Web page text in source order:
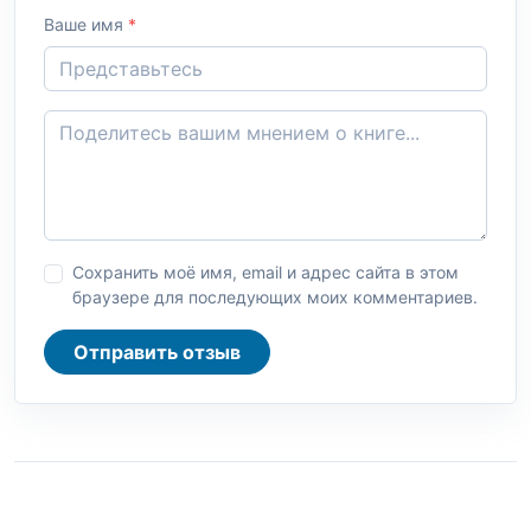
Ваше имя *
Сохранить моё имя, email и адрес сайта в этом
браузере для последующих моих комментариев.
Отправить отзыв